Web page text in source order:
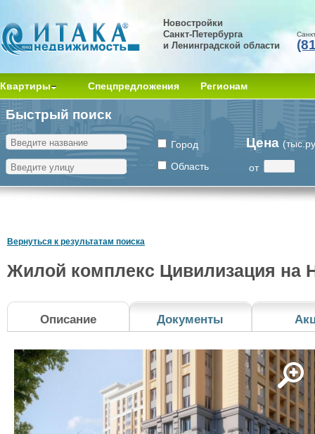
Новостройки
Санкт-Петербурга
и Ленинградской области
Квартиры Спецпредложения Регионам
Быстрый поиск
Город
Область
Цена
от
Вернуться к результатам поиска
Жилой комплекс Цивилизация на
Описание Документы